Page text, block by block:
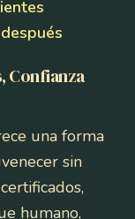
Confianza
una forma
sin
humano,